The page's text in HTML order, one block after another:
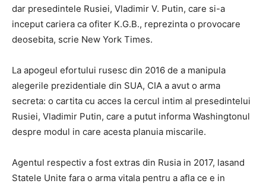
dar presedintele Rusiei, Vladimir V. Putin, care si-a
inceput cariera ca ofiter K.G.B., reprezinta o provocare
deosebita, scrie New York Times.
La apogeul efortului rusesc din 2016 de a manipula
alegerile prezidentiale din SUA, CIA a avut o arma
secreta: o cartita cu acces la cercul intim al presedintelui
Rusiei, Vladimir Putin, care a putut informa Washingtonul
despre modul in care acesta planuia miscarile.
Agentul respectiv a fost extras din Rusia in 2017, lasand
Statele Unite fara o arma vitala pentru a afla ce e in